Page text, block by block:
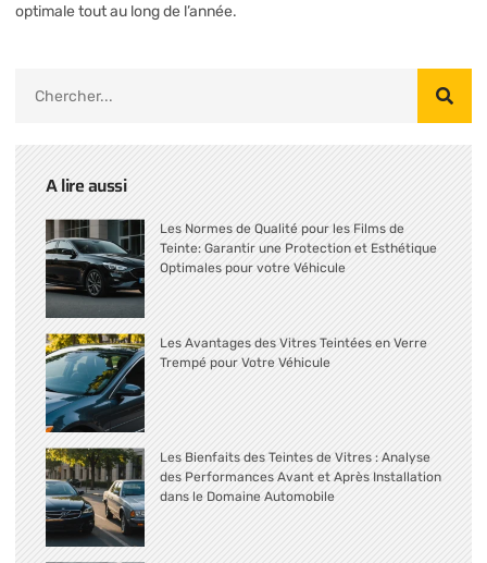
optimale tout au long de l’année.
A lire aussi
Les Normes de Qualité pour les Films de
Teinte: Garantir une Protection et Esthétique
Optimales pour votre Véhicule
Les Avantages des Vitres Teintées en Verre
Trempé pour Votre Véhicule
Les Bienfaits des Teintes de Vitres : Analyse
des Performances Avant et Après Installation
dans le Domaine Automobile